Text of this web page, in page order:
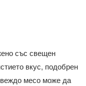
със свещен
вкус, подобрен
месо може да